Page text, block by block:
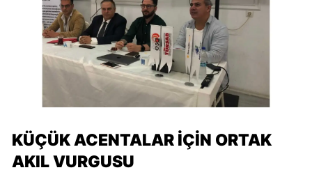
KÜÇÜK ACENTALAR İÇİN ORTAK
AKIL VURGUSU